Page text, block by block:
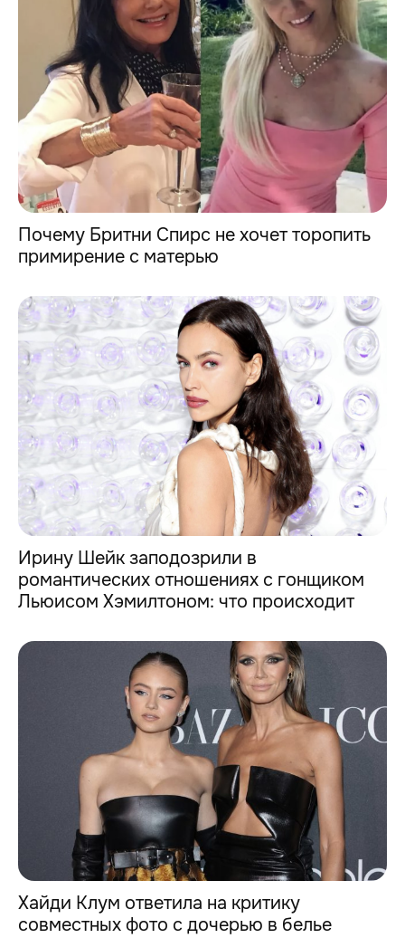
Почему Бритни Спирс не хочет торопить
примирение с матерью
Ирину Шейк заподозрили в
романтических отношениях с гонщиком
Льюисом Хэмилтоном: что происходит
Хайди Клум ответила на критику
совместных фото с дочерью в белье